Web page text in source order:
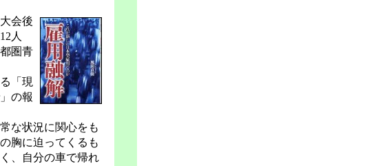
会後
人
圏青
「現
の報
な状況に関心をも
胸に迫ってくるも
、自分の車で帰れ